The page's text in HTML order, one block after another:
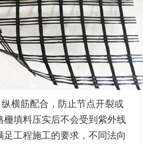
横筋配合，防止节点开裂或
填料压实后不会受到紫外线
工程施工的要求，不同法向